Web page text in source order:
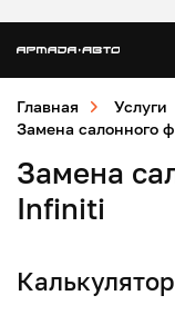
Главная Услуги
Замена салонного
Замена
Infiniti